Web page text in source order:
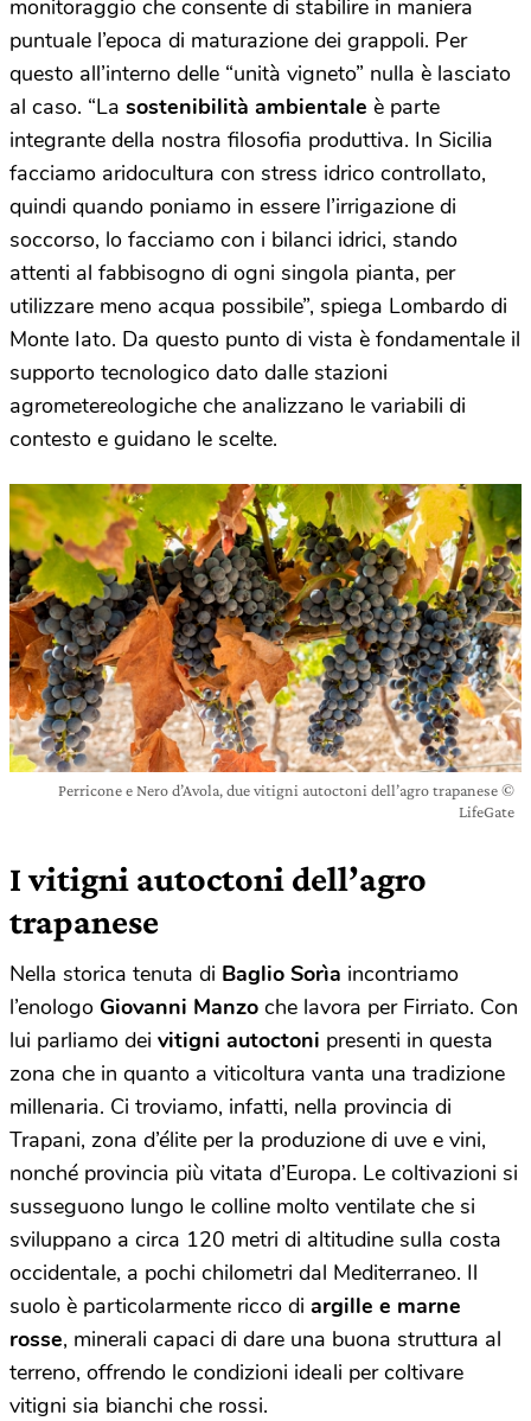
monitoraggio che consente di stabilire in maniera
puntuale l’epoca di maturazione dei grappoli. Per
questo all’interno delle “unità vigneto” nulla è lasciato
al caso. “La sostenibilità ambientale è parte
integrante della nostra filosofia produttiva. In Sicilia
facciamo aridocultura con stress idrico controllato,
quindi quando poniamo in essere l’irrigazione di
soccorso, lo facciamo con i bilanci idrici, stando
attenti al fabbisogno di ogni singola pianta, per
utilizzare meno acqua possibile”, spiega Lombardo di
Monte Iato. Da questo punto di vista è fondamentale il
supporto tecnologico dato dalle stazioni
agrometereologiche che analizzano le variabili di
contesto e guidano le scelte.
Perricone e Nero d’Avola, due vitigni autoctoni dell’agro trapanese ©
LifeGate
I vitigni autoctoni dell’agro
trapanese
Nella storica tenuta di Baglio Sorìa incontriamo
l’enologo Giovanni Manzo che lavora per Firriato. Con
lui parliamo dei vitigni autoctoni presenti in questa
zona che in quanto a viticoltura vanta una tradizione
millenaria. Ci troviamo, infatti, nella provincia di
Trapani, zona d’élite per la produzione di uve e vini,
nonché provincia più vitata d’Europa. Le coltivazioni si
susseguono lungo le colline molto ventilate che si
sviluppano a circa 120 metri di altitudine sulla costa
occidentale, a pochi chilometri dal Mediterraneo. Il
suolo è particolarmente ricco di argille e marne
rosse, minerali capaci di dare una buona struttura al
terreno, offrendo le condizioni ideali per coltivare
vitigni sia bianchi che rossi.